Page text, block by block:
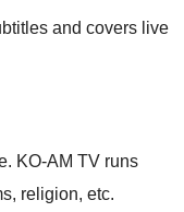
and covers live
KO-AM TV runs
religion, etc.